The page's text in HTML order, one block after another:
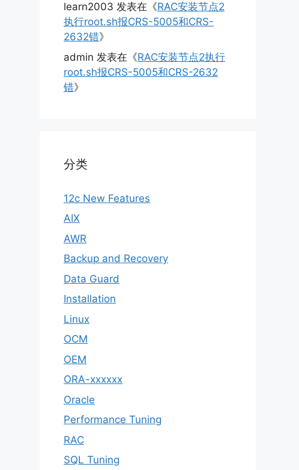
learn2003 发表在《RAC安装节点2
执行root.sh报CRS-5005和CRS-
2632错》
admin 发表在《RAC安装节点2执行
root.sh报CRS-5005和CRS-2632
错》
分类
12c New Features
AIX
AWR
Backup and Recovery
Data Guard
Installation
Linux
OCM
OEM
ORA-xxxxxx
Oracle
Performance Tuning
RAC
SQL Tuning